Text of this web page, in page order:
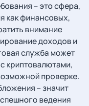
– это сфера,
как финансовых,
внимание
доходов и
служба может
криптовалютами,
проверке.
– значит
ведения